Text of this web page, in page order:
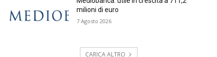
milioni di euro
7 Agosto 2026
CARICA ALTRO